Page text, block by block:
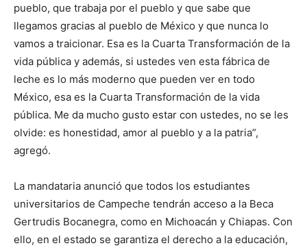
pueblo, que trabaja por el pueblo y que sabe que
llegamos gracias al pueblo de México y que nunca lo
vamos a traicionar. Esa es la Cuarta Transformación de la
vida pública y además, si ustedes ven esta fábrica de
leche es lo más moderno que pueden ver en todo
México, esa es la Cuarta Transformación de la vida
pública. Me da mucho gusto estar con ustedes, no se les
olvide: es honestidad, amor al pueblo y a la patria”,
agregó.
La mandataria anunció que todos los estudiantes
universitarios de Campeche tendrán acceso a la Beca
Gertrudis Bocanegra, como en Michoacán y Chiapas. Con
ello, en el estado se garantiza el derecho a la educación,